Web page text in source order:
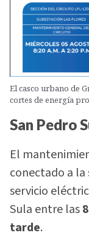
El casco urbano de
cortes de energía
San Pedro
El
conectado a la
servicio
Sula entre las
tarde.